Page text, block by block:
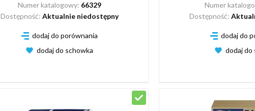
Numer katalogowy: 66329
Dostępność: Aktualnie niedostępny
dodaj do porównania
dodaj do schowka
Numer
Dostępność:
dodaj do
dodaj do